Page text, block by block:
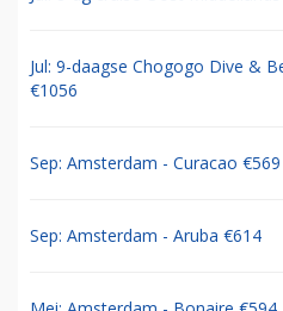
Jul: 9-daagse Chogogo Dive &
€1056
Sep: Amsterdam - Curacao €569
Sep: Amsterdam - Aruba €614